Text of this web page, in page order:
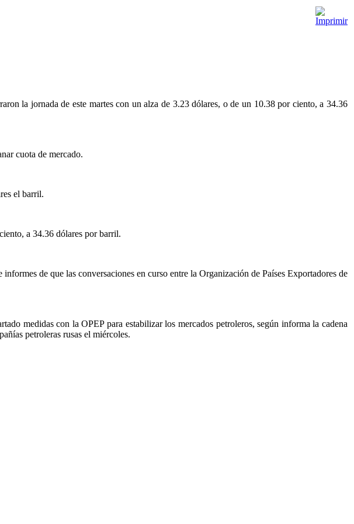
la jornada de este martes con un alza de 3.23 dólares, o de un 10.38 por ciento, a 34.36
cuota de mercado.
el barril.
a 34.36 dólares por barril.
de que las conversaciones en curso entre la Organización de Países Exportadores de
medidas con la OPEP para estabilizar los mercados petroleros, según informa la cadena
petroleras rusas el miércoles.